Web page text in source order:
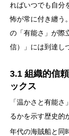
ればいつでも自分
怖が常に付き纏う
の「有能さ」が際
信）」には到達し
3.1 組織的信
ックス
「温かさと有能
るかを示す歴史的
年代の海賊船と同